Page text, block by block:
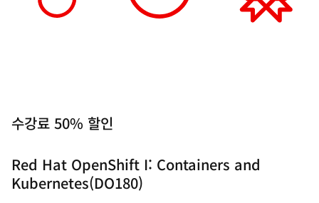
수강료 50% 할인
Red Hat OpenShift I: Containers and
Kubernetes(DO180)